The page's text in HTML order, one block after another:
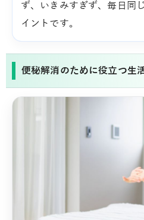
ず、いきみすぎず、毎日同
イントです。
便秘解消のために役立つ生